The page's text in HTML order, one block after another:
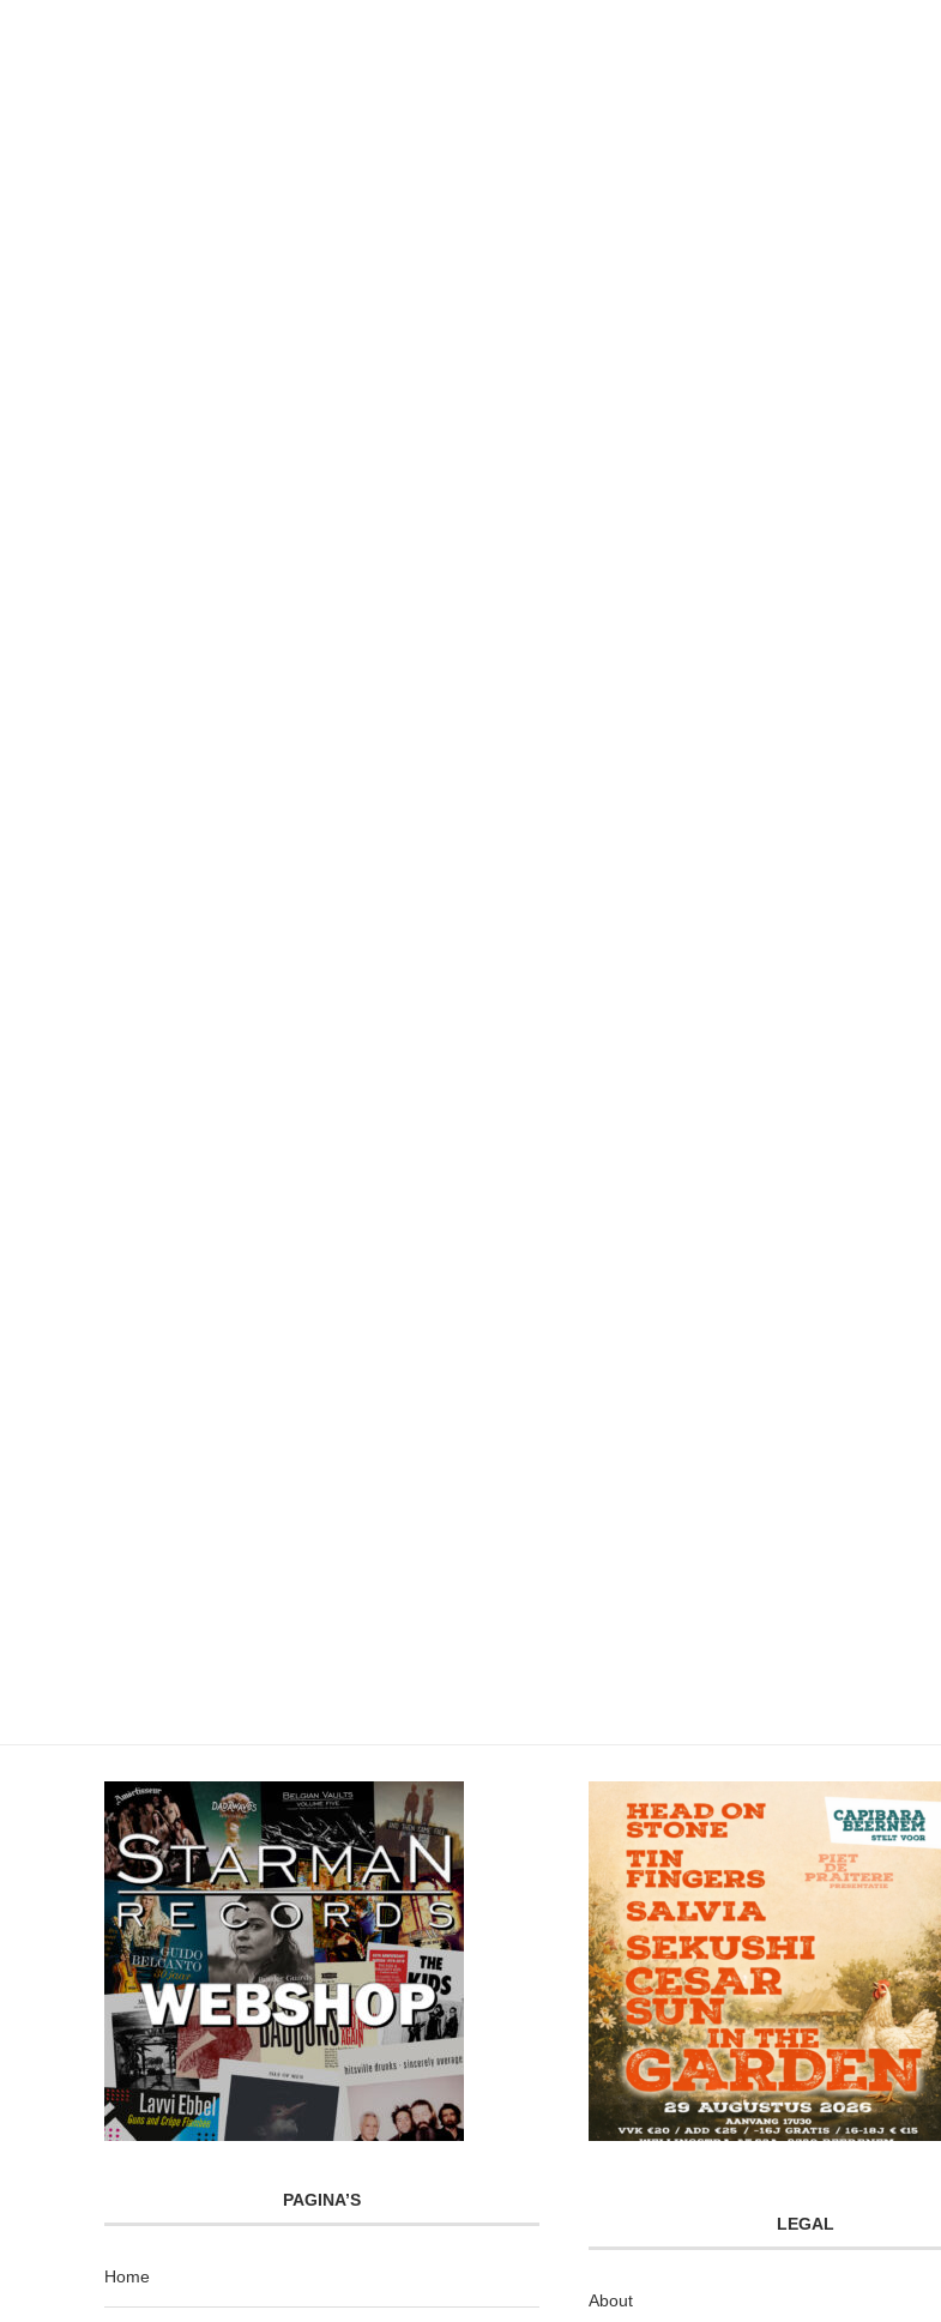
PAGINA’S
Home
LEGAL
About